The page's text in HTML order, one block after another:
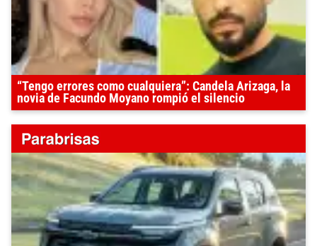
“Tengo errores como cualquiera”: Candela Arizaga, la
novia de Facundo Moyano rompió el silencio